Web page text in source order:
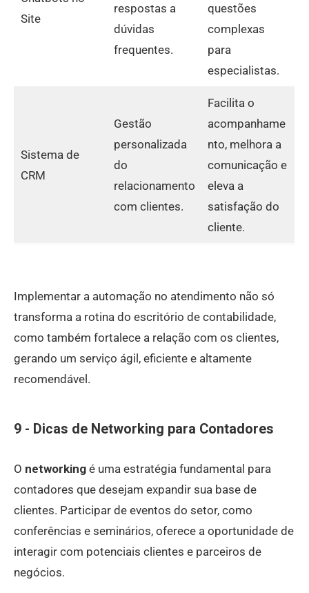
Site
respostas a
dúvidas
frequentes.
questões
complexas
para
especialistas.
Sistema de
CRM
Gestão
personalizada
do
relacionamento
com clientes.
Facilita o
acompanhame
nto, melhora a
comunicação e
eleva a
satisfação do
cliente.
Implementar a automação no atendimento não só
transforma a rotina do escritório de contabilidade,
como também fortalece a relação com os clientes,
gerando um serviço ágil, eficiente e altamente
recomendável.
9 - Dicas de Networking para Contadores
O networking é uma estratégia fundamental para
contadores que desejam expandir sua base de
clientes. Participar de eventos do setor, como
conferências e seminários, oferece a oportunidade de
interagir com potenciais clientes e parceiros de
negócios.